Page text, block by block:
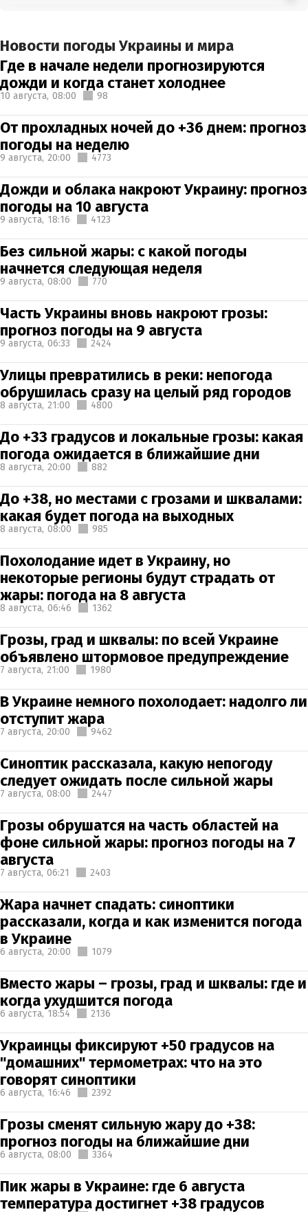
Новости погоды Украины и мира
Где в начале недели прогнозируются
дожди и когда станет холоднее
10 августа, 08:00 98
От прохладных ночей до +36 днем: прогноз
погоды на неделю
9 августа, 20:00 4773
Дожди и облака накроют Украину: прогноз
погоды на 10 августа
9 августа, 18:16 4123
Без сильной жары: с какой погоды
начнется следующая неделя
9 августа, 08:00 770
Часть Украины вновь накроют грозы:
прогноз погоды на 9 августа
9 августа, 06:33 2424
Улицы превратились в реки: непогода
обрушилась сразу на целый ряд городов
8 августа, 21:00 4800
До +33 градусов и локальные грозы: какая
погода ожидается в ближайшие дни
8 августа, 20:00 882
До +38, но местами с грозами и шквалами:
какая будет погода на выходных
8 августа, 08:00 985
Похолодание идет в Украину, но
некоторые регионы будут страдать от
жары: погода на 8 августа
8 августа, 06:46 1362
Грозы, град и шквалы: по всей Украине
объявлено штормовое предупреждение
7 августа, 21:00 1980
В Украине немного похолодает: надолго ли
отступит жара
7 августа, 20:00 9462
Синоптик рассказала, какую непогоду
следует ожидать после сильной жары
7 августа, 08:00 2447
Грозы обрушатся на часть областей на
фоне сильной жары: прогноз погоды на 7
августа
7 августа, 06:21 2403
Жара начнет спадать: синоптики
рассказали, когда и как изменится погода
в Украине
6 августа, 20:00 1079
Вместо жары – грозы, град и шквалы: где и
когда ухудшится погода
6 августа, 18:54 2136
Украинцы фиксируют +50 градусов на
"домашних" термометрах: что на это
говорят синоптики
6 августа, 16:46 2392
Грозы сменят сильную жару до +38:
прогноз погоды на ближайшие дни
6 августа, 08:00 3364
Пик жары в Украине: где 6 августа
температура достигнет +38 градусов